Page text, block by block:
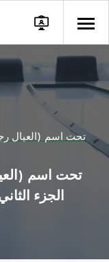
تحت اسم (العيال
تحت اسم
الجزء